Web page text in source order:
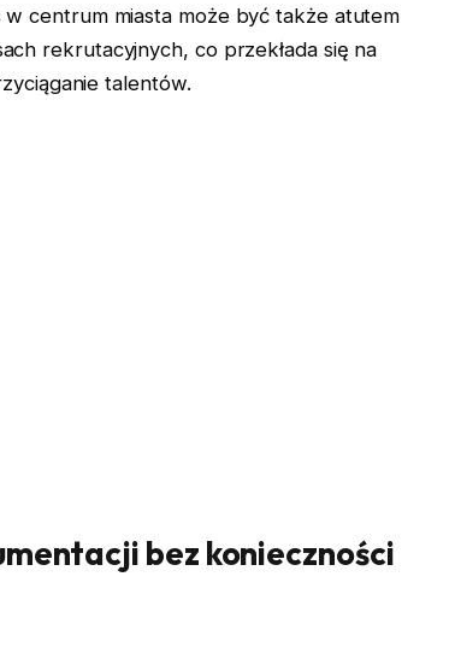
centrum miasta może być także atutem
rekrutacyjnych, co przekłada się na
talentów.
bez konieczności